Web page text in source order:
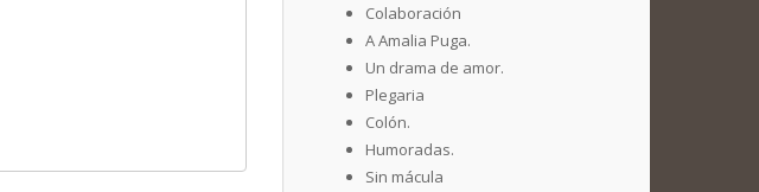
Colaboración
A Amalia Puga.
Un drama de amor.
Plegaria
Colón.
Humoradas.
Sin mácula